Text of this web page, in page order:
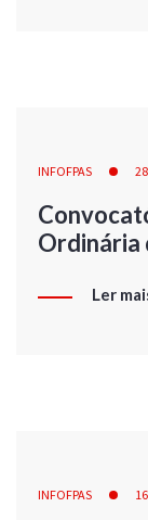
INFOFPAS
Ordinária
Ler
INFOFPAS